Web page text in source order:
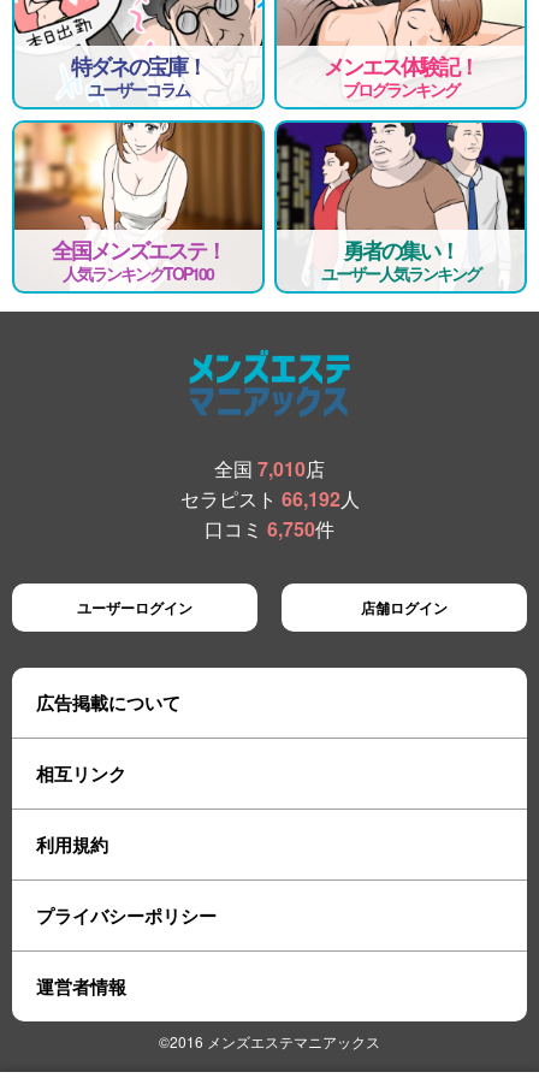
特ダネの宝庫！
ユーザーコラム
メンエス体験記！
ブログランキング
全国メンズエステ！
人気ランキングTOP100
勇者の集い！
ユーザー人気ランキング
全国 7,010店
セラピスト 66,192人
口コミ 6,750件
ユーザーログイン 店舗ログイン
広告掲載について
相互リンク
利用規約
プライバシーポリシー
運営者情報
©2016 メンズエステマニアックス